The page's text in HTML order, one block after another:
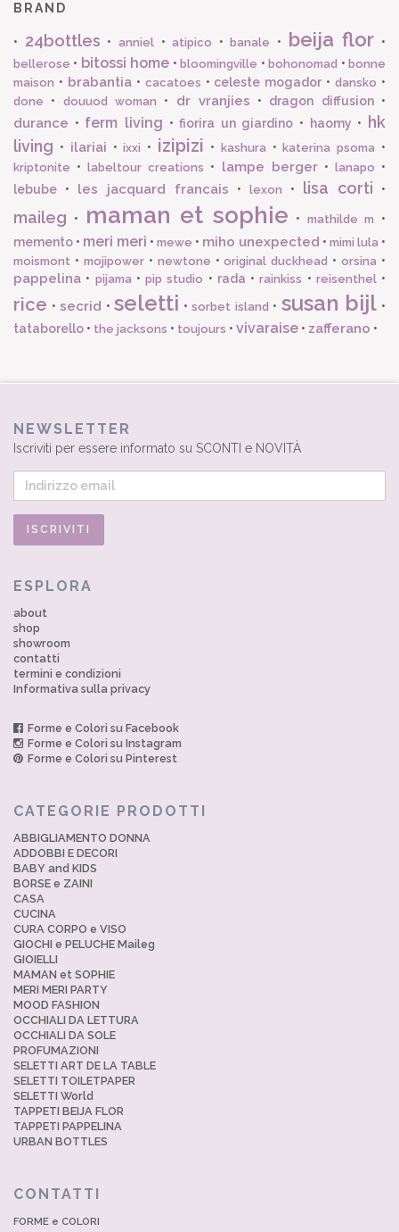
BRAND
• 24bottles • anniel•atipico •banale • beija flor •
bellerose • bitossi home •bloomingville •bohonomad •bonne
maison • brabantia• cacatoes • celeste mogador •dansko •
done • douuod woman • dr vranjies • dragon diffusion•
durance • ferm living •fiorira un giardino • haomy •
hk
living • ilariai •ixxi • izipizi • kashura •katerina psoma •
kriptonite •labeltour creations • lampe berger• lanapo •
lebube • les jacquard francais • lexon • lisa corti •
maileg • maman et sophie • mathilde m
•
memento • meri meri • mewe • miho unexpected • mimi lula •
moismont • mojipower• newtone •original duckhead •orsina •
pappelina • pijama • pip studio • rada •rainkiss • reisenthel•
rice •secrid •seletti •sorbet island • susan bijl •
tataborello • the jacksons • toujours • vivaraise • zafferano •
NEWSLETTER
Iscriviti per essere informato su SCONTI e NOVITÀ
ESPLORA
about
shop
showroom
contatti
termini e condizioni
Informativa sulla privacy
Forme e Colori su Facebook
Forme e Colori su Instagram
Forme e Colori su Pinterest
CATEGORIE PRODOTTI
ABBIGLIAMENTO DONNA
ADDOBBI E DECORI
BABY and KIDS
BORSE e ZAINI
CASA
CUCINA
CURA CORPO e VISO
GIOCHI e PELUCHE Maileg
GIOIELLI
MAMAN et SOPHIE
MERI MERI PARTY
MOOD FASHION
OCCHIALI DA LETTURA
OCCHIALI DA SOLE
PROFUMAZIONI
SELETTI ART DE LA TABLE
SELETTI TOILETPAPER
SELETTI World
TAPPETI BEIJA FLOR
TAPPETI PAPPELINA
URBAN BOTTLES
CONTATTI
FORME e COLORI